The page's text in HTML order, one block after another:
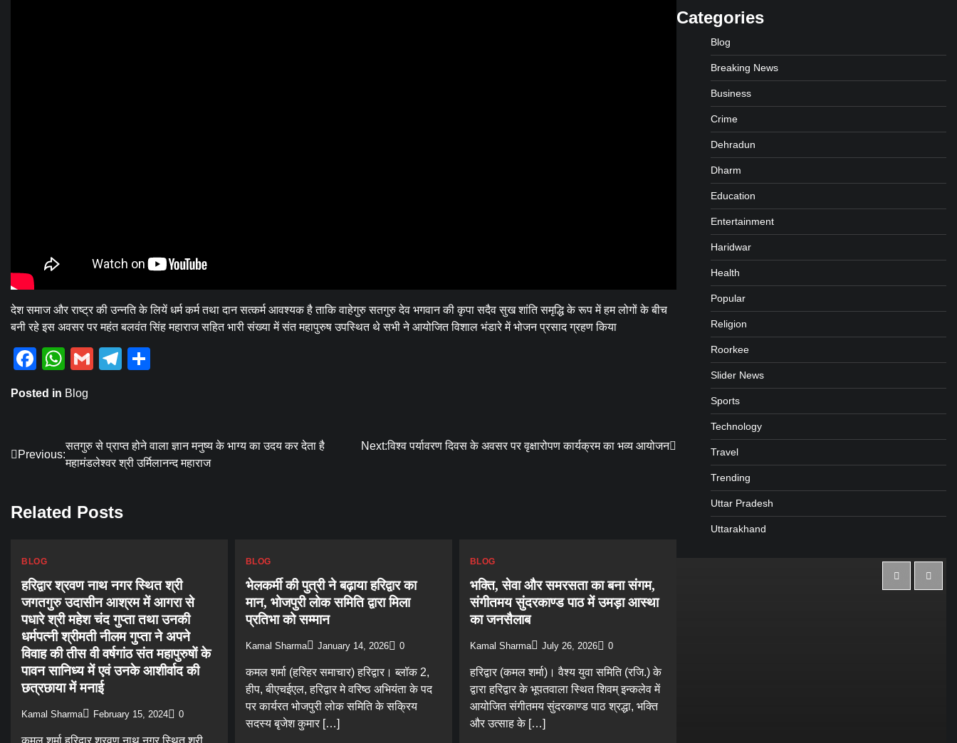
देश समाज और राष्ट्र की उन्नति के लियें धर्म कर्म तथा दान सत्कर्म आवश्यक है ताकि वाहेगुरु सतगुरु देव भगवान की कृपा सदैव सुख शांति समृद्धि के रूप में हम लोगों के बीच
बनी रहे इस अवसर पर महंत बलवंत सिंह महाराज सहित भारी संख्या में संत महापुरुष उपस्थित थे सभी ने आयोजित विशाल भंडारे में भोजन प्रसाद ग्रहण किया
Facebook
WhatsApp
GmailTelegram
Posted in Blog
Post
Previous:
सतगुरु से प्राप्त होने वाला ज्ञान मनुष्य के भाग्य का उदय कर देता है
महामंडलेश्वर श्री उर्मिलानन्द महाराज
Next:विश्व पर्यावरण दिवस के अवसर पर वृक्षारोपण कार्यक्रम का भव्य आयोजन
Related Posts
BLOG
हरिद्वार श्रवण नाथ नगर स्थित श्री
जगतगुरु उदासीन आश्रम में आगरा से
पधारे श्री महेश चंद गुप्ता तथा उनकी
धर्मपत्नी श्रीमती नीलम गुप्ता ने अपने
विवाह की तीस वी वर्षगांठ संत महापुरुषों के
पावन सानिध्य में एवं उनके आशीर्वाद की
छत्रछाया में मनाई
Kamal Sharma February 15, 2024 0
कमल शर्मा हरिद्वार श्रवण नाथ नगर स्थित श्री
BLOG
भेलकर्मी की पुत्री ने बढ़ाया हरिद्वार का
मान, भोजपुरी लोक समिति द्वारा मिला
प्रतिभा को सम्मान
Kamal Sharma January 14, 2026 0
कमल शर्मा (हरिहर समाचार) हरिद्वार। ब्लॉक 2,
हीप, बीएचईएल, हरिद्वार मे वरिष्ठ अभियंता के पद
पर कार्यरत भोजपुरी लोक समिति के सक्रिय
सदस्य बृजेश कुमार […]
BLOG
भक्ति, सेवा और समरसता का बना संगम,
संगीतमय सुंदरकाण्ड पाठ में उमड़ा आस्था
का जनसैलाब
Kamal Sharma July 26, 2026 0
हरिद्वार (कमल शर्मा)। वैश्य युवा समिति (रजि.) के
द्वारा हरिद्वार के भूपतवाला स्थित शिवम् इन्कलेव में
आयोजित संगीतमय सुंदरकाण्ड पाठ श्रद्धा, भक्ति
और उत्साह के […]
Categories
Blog
Breaking News
Business
Crime
Dehradun
Dharm
Education
Entertainment
Haridwar
Health
Popular
Religion
Roorkee
Slider News
Sports
Technology
Travel
Trending
Uttar Pradesh
Uttarakhand